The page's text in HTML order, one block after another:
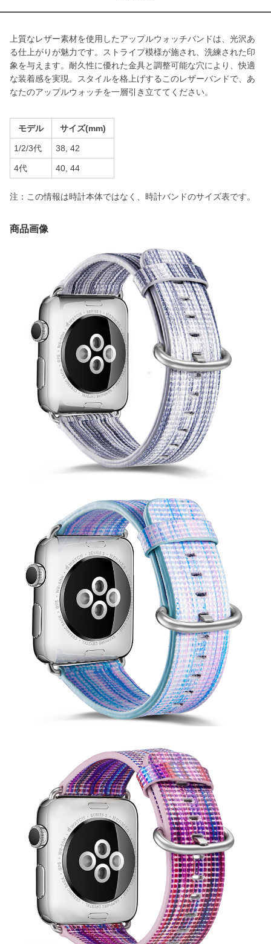
上質なレザー素材を使用したアップルウォッチバンドは、光沢あ
る仕上がりが魅力です。ストライプ模様が施され、洗練された印
象を与えます。耐久性に優れた金具と調整可能な穴により、快適
な装着感を実現。スタイルを格上げするこのレザーバンドで、あ
なたのアップルウォッチを一層引き立ててください。
モデル サイズ(mm)
1/2/3代 38, 42
4代 40, 44
注：この情報は時計本体ではなく、時計バンドのサイズ表です。
商品画像